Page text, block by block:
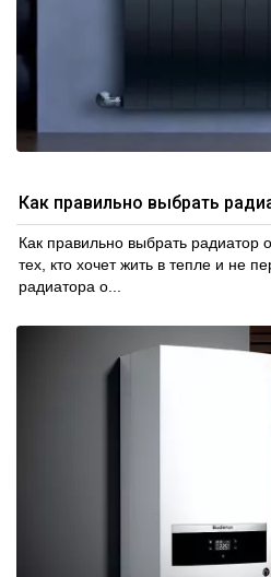
Как правильно выбрать
Как правильно выбрать радиатор
тех, кто хочет жить в тепле и не
радиатора о...